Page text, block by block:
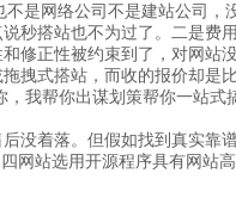
是网络公司不是建站公司，
搭站也不为过了。二是费
修正性被约束到了，对网站
式搭站，而收的报价却是
我帮你出谋划策帮你一站式
着落。但假如找到真实靠
网站选用开源程序具有网站